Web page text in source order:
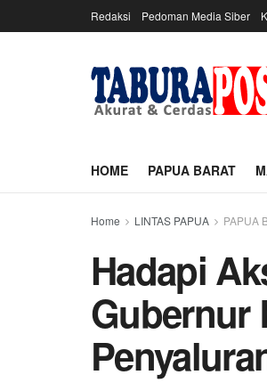
Redaksi Pedoman Media Siber
HOME PAPUA BARAT
Home LINTAS PAPUA PAPUA
Hadapi
Gubernur